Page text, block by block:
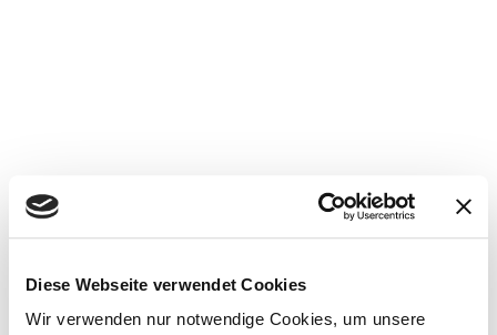
Diese Webseite verwendet Cookies
Wir verwenden nur notwendige Cookies, um unsere